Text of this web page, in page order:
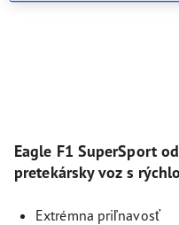
Eagle F1 SuperSport
pretekársky voz s
Extrémna priľnavosť